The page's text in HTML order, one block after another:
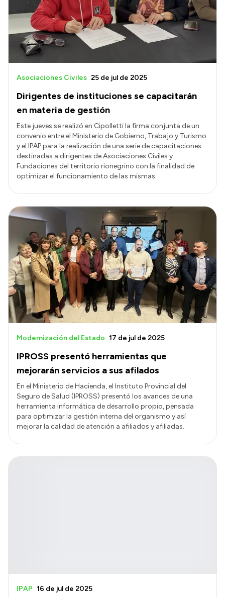
Dirigentes de instituciones se capacitarán
en materia de gestión
Asociaciones Civiles 25 de jul de 2025
Este jueves se realizó en Cipolletti la firma conjunta de un
convenio entre el Ministerio de Gobierno, Trabajo y Turismo
y el IPAP para la realización de una serie de capacitaciones
destinadas a dirigentes de Asociaciones Civiles y
Fundaciones del territorio rionegrino con la finalidad de
optimizar el funcionamiento de las mismas.
IPROSS presentó herramientas que
mejorarán servicios a sus afilados
Modernización del Estado 17 de jul de 2025
En el Ministerio de Hacienda, el Instituto Provincial del
Seguro de Salud (IPROSS) presentó los avances de una
herramienta informática de desarrollo propio, pensada
para optimizar la gestión interna del organismo y así
mejorar la calidad de atención a afiliados y afiliadas.
IPAP 16 de jul de 2025